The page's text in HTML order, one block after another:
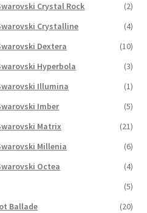
Crystal Rock
(2)
Crystalline
(4)
Dextera
(10)
Hyperbola
(3)
Illumina
(1)
Imber
(5)
Matrix
(21)
Millenia
(6)
Octea
(4)
(5)
Ballade
(20)